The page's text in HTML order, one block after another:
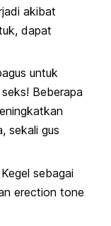
akibat
dapat
untuk
Beberapa
sekali gus
sebagai
erection tone